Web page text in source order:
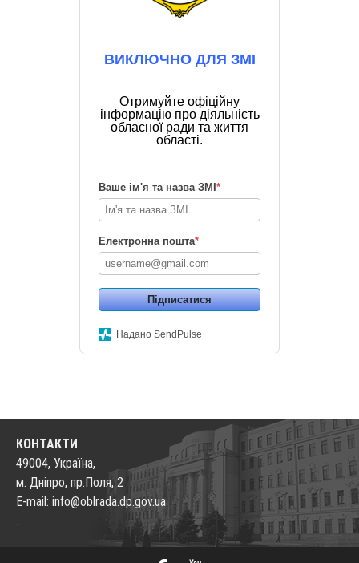
ВИКЛЮЧНО ДЛЯ ЗМІ
Отримуйте офіційну
інформацію про діяльність
обласної ради та життя
області.
Ваше ім'я та назва ЗМІ *
Електронна пошта*
Підписатися
Надано SendPulse
КОНТАКТИ
49004, Україна,
м. Дніпро, пр.Поля, 2
E-mail: info@oblrada.dp.gov.ua
.